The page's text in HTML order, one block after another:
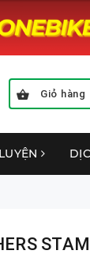
Giỏ hàng